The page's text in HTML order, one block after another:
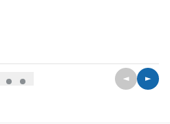
前のスライ
次のス